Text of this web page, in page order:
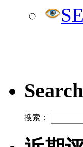
Search
搜索：